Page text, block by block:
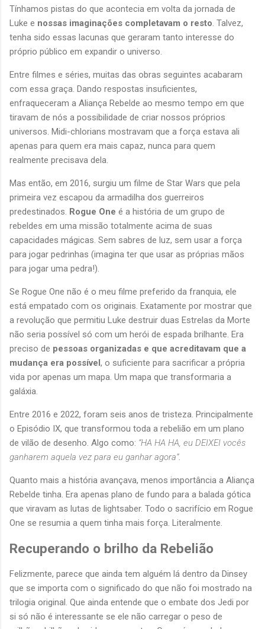
Tínhamos pistas do que acontecia em volta da jornada de
Luke e nossas imaginações completavam o resto. Talvez,
tenha sido essas lacunas que geraram tanto interesse do
próprio público em expandir o universo.
Entre filmes e séries, muitas das obras seguintes acabaram
com essa graça. Dando respostas insuficientes,
enfraqueceram a Aliança Rebelde ao mesmo tempo em que
tiravam de nós a possibilidade de criar nossos próprios
universos. Midi-chlorians mostravam que a força estava ali
apenas para quem era mais capaz, nunca para quem
realmente precisava dela.
Mas então, em 2016, surgiu um filme de Star Wars que pela
primeira vez escapou da armadilha dos guerreiros
predestinados. Rogue One é a história de um grupo de
rebeldes em uma missão totalmente acima de suas
capacidades mágicas. Sem sabres de luz, sem usar a força
para jogar pedrinhas (imagina ter que usar as próprias mãos
para jogar uma pedra!).
Se Rogue One não é o meu filme preferido da franquia, ele
está empatado com os originais. Exatamente por mostrar que
a revolução que permitiu Luke destruir duas Estrelas da Morte
não seria possível só com um herói de espada brilhante. Era
preciso de pessoas organizadas e que acreditavam que a
mudança era possível , o suficiente para sacrificar a própria
vida por apenas um mapa. Um mapa que transformaria a
galáxia.
Entre 2016 e 2022, foram seis anos de tristeza. Principalmente
o Episódio IX, que transformou toda a rebelião em um plano
de vilão de desenho. Algo como: “HA HA HA, eu DEIXEI vocês
ganharem aquela vez para eu ganhar agora”.
Quanto mais a história avançava, menos importância a Aliança
Rebelde tinha. Era apenas plano de fundo para a balada gótica
que viravam as lutas de lightsaber. Todo o sacrifício em Rogue
One se resumia a quem tinha mais força. Literalmente.
Recuperando o brilho da Rebelião
Felizmente, parece que ainda tem alguém lá dentro da Dinsey
que se importa com o significado do que não foi mostrado na
trilogia original. Que ainda entende que o embate dos Jedi por
si só não é interessante se ele não carregar o peso de